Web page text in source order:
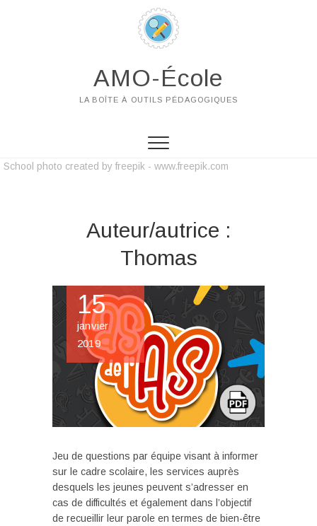
AMO-École
LA BOÎTE À OUTILS PÉDAGOGIQUES
School photo created by freepik - www.freepik.com
Auteur/autrice :
Thomas
15
janvier
2019
Jeu de questions par équipe visant à informer
sur le cadre scolaire, les services auprès
desquels les jeunes peuvent s’adresser en
cas de difficultés et également dans l’objectif
de recueillir leur parole en termes de bien-être